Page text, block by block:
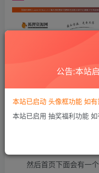
使用说明
名/content/templates/
然后首页下面会有一
公告:本站
本站已启动 头像框功能 如
本站已启用 抽奖福利功能